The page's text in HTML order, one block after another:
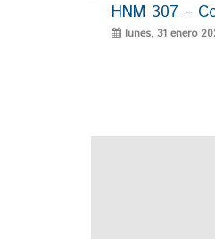
HNM 307 –
lunes, 31 enero